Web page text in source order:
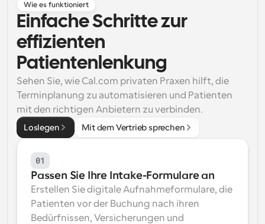
Supercharged Planung mit KI-gestützten Anrufen
Arbeitsabläufe
Blog
Bleiben Sie auf dem Laufenden über die neuesten
Nachrichten und Updates.
Sofortige Besprechungen
Treffen Sie sich in wenigen Minuten mit Kunden
Nahtlos Meetings mit mehreren Personen buchen
Webhooks
Erhalten Sie eine Benachrichtigung, wenn etwas
passiert
Wie es funktioniert
Einfache Schritte zur
effizienten
Patientenlenkung
Sehen Sie, wie Cal.com privaten Praxen hilft, die
Terminplanung zu automatisieren und Patienten
mit den richtigen Anbietern zu verbinden.
Loslegen Mit dem Vertrieb sprechen
01
Passen Sie Ihre Intake-Formulare an
Erstellen Sie digitale Aufnahmeformulare, die
Patienten vor der Buchung nach ihren
Bedürfnissen, Versicherungen und